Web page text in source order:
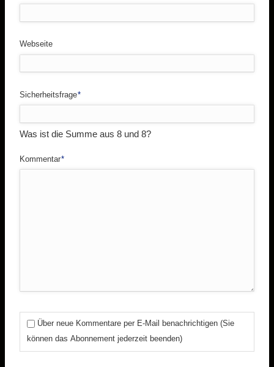
Webseite
Pflichtfeld
Sicherheitsfrage*
Was ist die Summe aus 8 und 8?
Pflichtfeld
Kommentar*
Über neue Kommentare per E-Mail benachrichtigen (Sie
können das Abonnement jederzeit beenden)